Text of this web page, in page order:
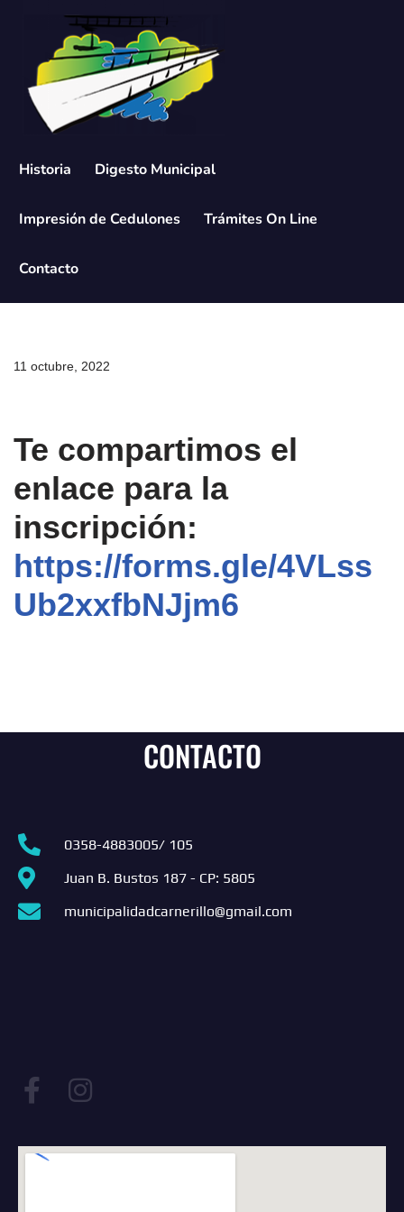
contenido
Historia Digesto Municipal
Impresión de Cedulones Trámites On Line
Contacto
11 octubre, 2022
Te compartimos el
enlace para la
inscripción:
https://forms.gle/4VLss
Ub2xxfbNJjm6
CONTACTO
0358-4883005/ 105
Juan B. Bustos 187 - CP: 5805
municipalidadcarnerillo@gmail.com